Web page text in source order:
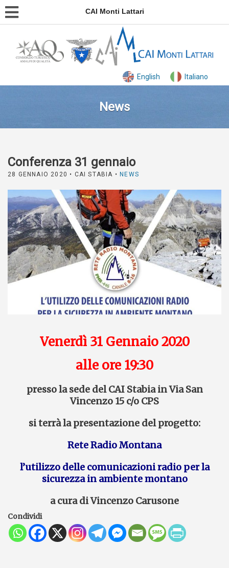
CAI Monti Lattari
English Italiano
News
Conferenza 31 gennaio
28 GENNAIO 2020 • CAI STABIA •NEWS
Venerdì 31 Gennaio 2020
alle ore 19:30
presso la sede del CAI Stabia in Via San
Vincenzo 15 c/o CPS
si terrà la presentazione del progetto:
Rete Radio Montana
l’utilizzo delle comunicazioni radio per la
sicurezza in ambiente montano
a cura di Vincenzo Carusone
Condividi